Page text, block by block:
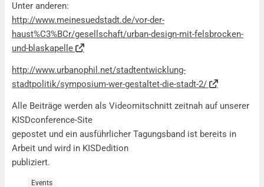
Unter anderen:
http://www.meinesuedstadt.de/vor-der-
haust%C3%BCr/gesellschaft/urban-design-mit-felsbrocken-
und-blaskapelle
http://www.urbanophil.net/stadtentwicklung-
stadtpolitik/symposium-wer-gestaltet-die-stadt-2/
Alle Beiträge werden als Videomitschnitt zeitnah auf unserer
KISDconference-Site
gepostet und ein ausführlicher Tagungsband ist bereits in
Arbeit und wird in KISDedition
publiziert.
Events